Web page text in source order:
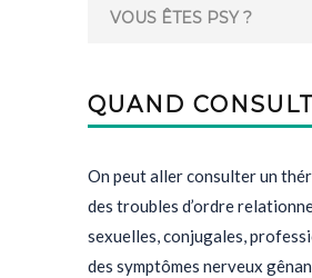
VOUS ÊTES PSY ?
QUAND
On peut aller consulter un
des troubles d’ordre
sexuelles, conjugales,
des symptômes nerveux